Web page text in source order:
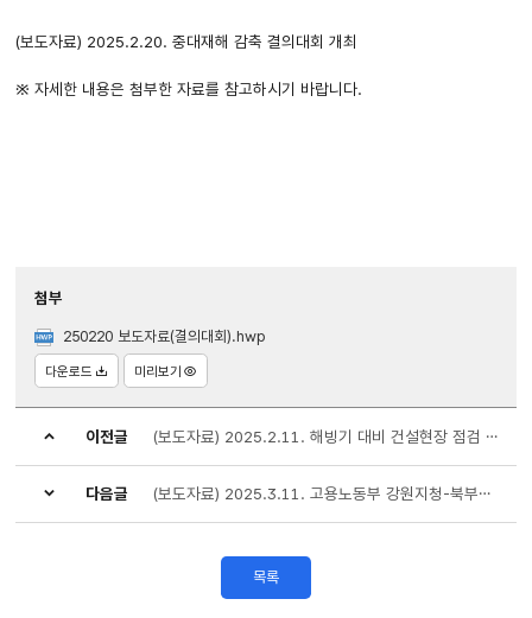
(보도자료) 2025.2.20. 중대재해 감축 결의대회 개최
※ 자세한 내용은 첨부한 자료를 참고하시기 바랍니다.
첨부
250220 보도자료(결의대회).hwp
다운로드 미리보기
이전글 (보도자료) 2025.2.11. 해빙기 대비 건설현장 점검 실시
다음글 (보도자료) 2025.3.11. 고용노동부 강원지청-북부지방산림청 임업재해 예방 기관장 산림사업장 합동점검 실시
목록